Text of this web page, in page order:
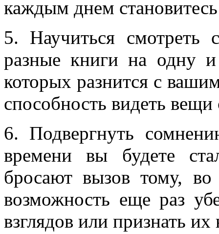
каждым днем
5. Научиться смотреть
разные книги на одну
которых разнится с
способность видеть
6. Подвергнуть
времени вы будете
бросают вызов тому,
возможность еще раз
взглядов или признать